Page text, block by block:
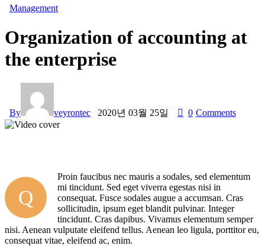
Management
Organization of accounting at
the enterprise
By veyrontec 2020년 03월 25일 0 Comments
Q
Proin faucibus nec mauris a sodales, sed elementum
mi tincidunt. Sed eget viverra egestas nisi in
consequat. Fusce sodales augue a accumsan. Cras
sollicitudin, ipsum eget blandit pulvinar. Integer
tincidunt. Cras dapibus. Vivamus elementum semper
nisi. Aenean vulputate eleifend tellus. Aenean leo ligula, porttitor eu,
consequat vitae, eleifend ac, enim.